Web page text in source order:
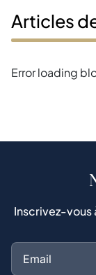
Articles
Error loading
Inscrivez-vous